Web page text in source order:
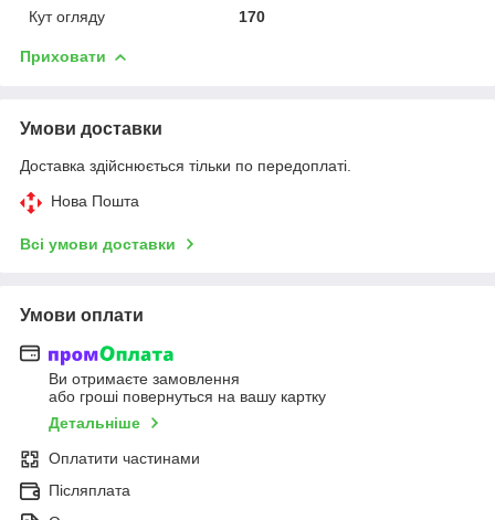
Кут огляду
170
Приховати
Умови доставки
Доставка здійснюється тільки по передоплаті.
Нова Пошта
Всі умови доставки
Умови оплати
Ви отримаєте замовлення
або гроші повернуться на вашу картку
Детальніше
Оплатити частинами
Післяплата